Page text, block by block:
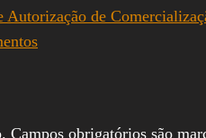
de
Campos obrigatórios são